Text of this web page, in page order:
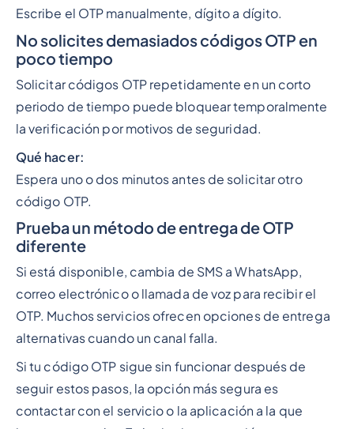
Escribe el OTP manualmente, dígito a dígito.
No solicites demasiados códigos OTP en
poco tiempo
Solicitar códigos OTP repetidamente en un corto
periodo de tiempo puede bloquear temporalmente
la verificación por motivos de seguridad.
Qué hacer:
Espera uno o dos minutos antes de solicitar otro
código OTP.
Prueba un método de entrega de OTP
diferente
Si está disponible, cambia de SMS a WhatsApp,
correo electrónico o llamada de voz para recibir el
OTP. Muchos servicios ofrecen opciones de entrega
alternativas cuando un canal falla.
Si tu código OTP sigue sin funcionar después de
seguir estos pasos, la opción más segura es
contactar con el servicio o la aplicación a la que